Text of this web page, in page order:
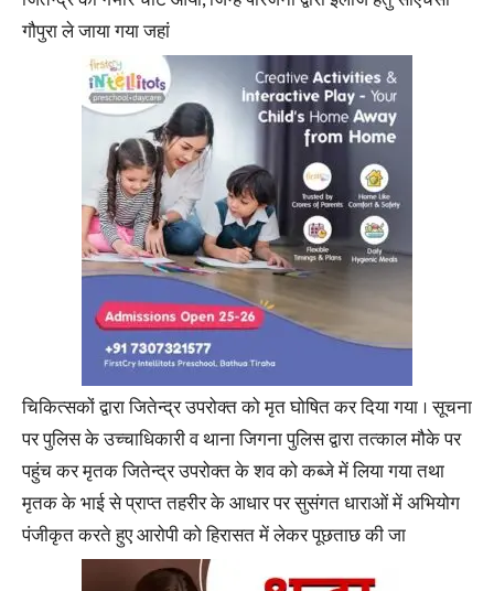
गौपुरा ले जाया गया जहां
चिकित्सकों द्वारा जितेन्द्र उपरोक्त को मृत घोषित कर दिया गया । सूचना
पर पुलिस के उच्चाधिकारी व थाना जिगना पुलिस द्वारा तत्काल मौके पर
पहुंच कर मृतक जितेन्द्र उपरोक्त के शव को कब्जे में लिया गया तथा
मृतक के भाई से प्राप्त तहरीर के आधार पर सुसंगत धाराओं में अभियोग
पंजीकृत करते हुए आरोपी को हिरासत में लेकर पूछताछ की जा